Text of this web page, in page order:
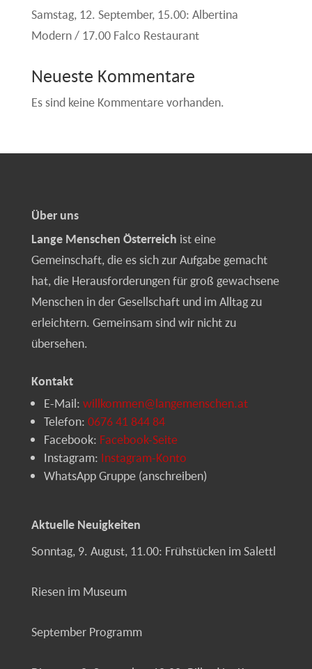
Samstag, 12. September, 15.00: Albertina
Modern / 17.00 Falco Restaurant
Neueste Kommentare
Es sind keine Kommentare vorhanden.
Über uns
Lange Menschen Österreich ist eine
Gemeinschaft, die es sich zur Aufgabe gemacht
hat, die Herausforderungen für groß gewachsene
Menschen in der Gesellschaft und im Alltag zu
erleichtern. Gemeinsam sind wir nicht zu
übersehen.
Kontakt
E-Mail: willkommen@langemenschen.at
Telefon: 0676 41 844 84
Facebook: Facebook-Seite
Instagram: Instagram-Konto
WhatsApp Gruppe (anschreiben)
Aktuelle Neuigkeiten
Sonntag, 9. August, 11.00: Frühstücken im Salettl
Riesen im Museum
September Programm